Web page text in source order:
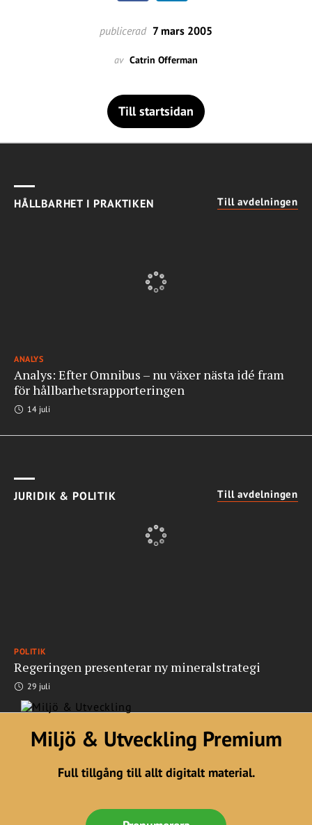
publicerad 7 mars 2005
av Catrin Offerman
Till startsidan
HÅLLBARHET I PRAKTIKEN Till avdelningen
ANALYS
Analys: Efter Omnibus – nu växer nästa idé fram
för hållbarhetsrapporteringen
14 juli
JURIDIK & POLITIK Till avdelningen
POLITIK
Regeringen presenterar ny mineralstrategi
29 juli
Miljö & Utveckling Premium
Full tillgång till allt digitalt material.